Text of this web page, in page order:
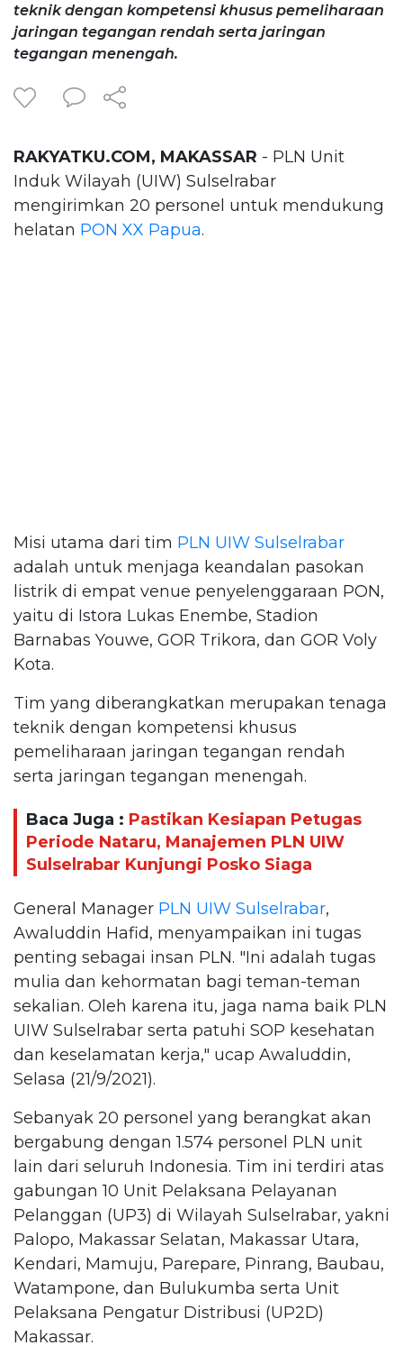
teknik dengan kompetensi khusus pemeliharaan
jaringan tegangan rendah serta jaringan
tegangan menengah.
RAKYATKU.COM, MAKASSAR - PLN Unit
Induk Wilayah (UIW) Sulselrabar
mengirimkan 20 personel untuk mendukung
helatan PON XX Papua.
Misi utama dari tim PLN UIW Sulselrabar
adalah untuk menjaga keandalan pasokan
listrik di empat venue penyelenggaraan PON,
yaitu di Istora Lukas Enembe, Stadion
Barnabas Youwe, GOR Trikora, dan GOR Voly
Kota.
Tim yang diberangkatkan merupakan tenaga
teknik dengan kompetensi khusus
pemeliharaan jaringan tegangan rendah
serta jaringan tegangan menengah.
Baca Juga : Pastikan Kesiapan Petugas
Periode Nataru, Manajemen PLN UIW
Sulselrabar Kunjungi Posko Siaga
General Manager PLN UIW Sulselrabar,
Awaluddin Hafid, menyampaikan ini tugas
penting sebagai insan PLN. "Ini adalah tugas
mulia dan kehormatan bagi teman-teman
sekalian. Oleh karena itu, jaga nama baik PLN
UIW Sulselrabar serta patuhi SOP kesehatan
dan keselamatan kerja," ucap Awaluddin,
Selasa (21/9/2021).
Sebanyak 20 personel yang berangkat akan
bergabung dengan 1.574 personel PLN unit
lain dari seluruh Indonesia. Tim ini terdiri atas
gabungan 10 Unit Pelaksana Pelayanan
Pelanggan (UP3) di Wilayah Sulselrabar, yakni
Palopo, Makassar Selatan, Makassar Utara,
Kendari, Mamuju, Parepare, Pinrang, Baubau,
Watampone, dan Bulukumba serta Unit
Pelaksana Pengatur Distribusi (UP2D)
Makassar.